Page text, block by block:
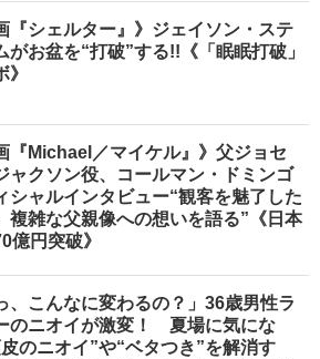
『シェルター』》ジェイソン・ステ
がお盆を“打破”する!!《「眠眠打破」
》
『Michael／マイケル』》父ジョセ
ャクソン役、コールマン・ドミンゴ
シャルインタビュー“観客を魅了した
複雑な父親像への想いを語る”《日本
億円突破》
、こんなに変わるの？」36歳男性ラ
のニオイが激変！ 夏場に気にな
のニオイ”や“ベタつき”を解消す